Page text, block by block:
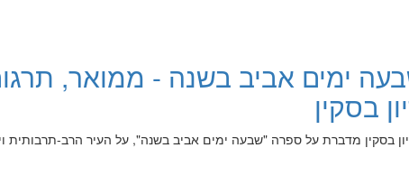
ימים אביב בשנה - ממואר,
בסקין
בסקין מדברת על ספרה "שבעה ימים אביב בשנה", על העיר הרב-תרבותית